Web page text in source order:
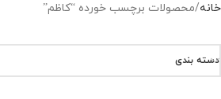
خانه محصولات برچسب خورده “کاظم”
دسته بندی